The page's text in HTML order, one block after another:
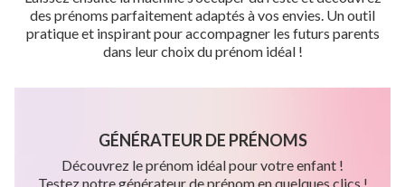
des prénoms parfaitement adaptés à vos envies. Un outil
pratique et inspirant pour accompagner les futurs parents
dans leur choix du prénom idéal !
GÉNÉRATEUR DE PRÉNOMS
Découvrez le prénom idéal pour votre enfant !
Testez notre générateur de prénom en quelques clics !